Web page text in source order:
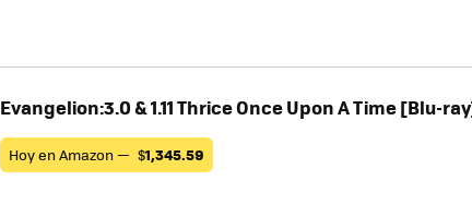
Evangelion:3.0 & 1.11 Thrice Once Upon A Time [Blu-
Hoy en Amazon — $1,345.59